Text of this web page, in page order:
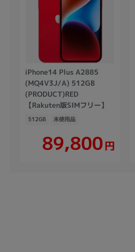
iPhone14 Plus A2885
(MQ4V3J/A) 512GB
(PRODUCT)RED
【Rakuten版SIMフリー】
512GB 未使用品
89,800円